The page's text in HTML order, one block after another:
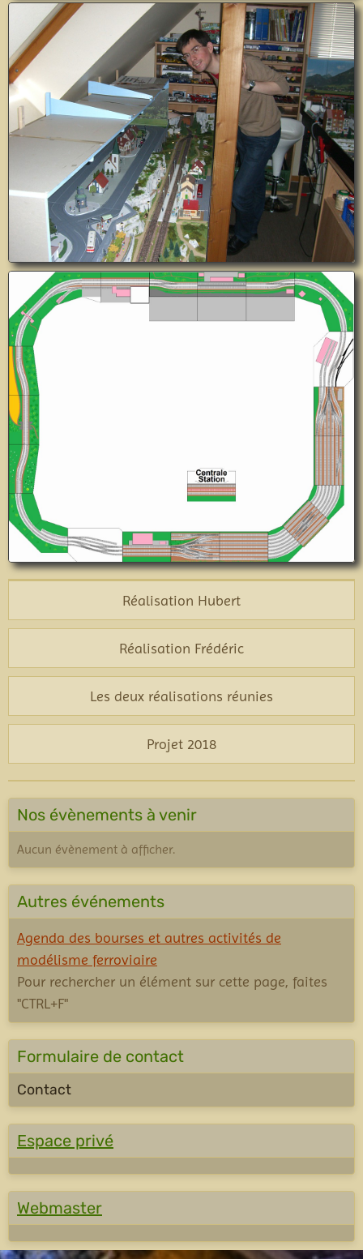
Réalisation Hubert
Réalisation Frédéric
Les deux réalisations réunies
Projet 2018
Nos évènements à venir
Aucun évènement à afficher.
Autres événements
Agenda des bourses et autres activités de
modélisme ferroviaire
Pour rechercher un élément sur cette page, faites
"CTRL+F"
Formulaire de contact
Contact
Espace privé
Webmaster